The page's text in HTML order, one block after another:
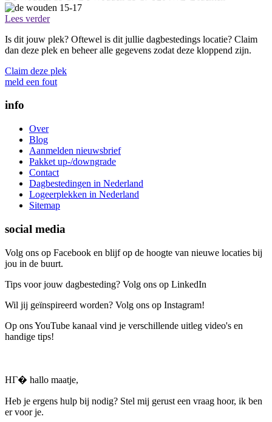
Lees verder
Is dit jouw plek? Oftewel is dit jullie dagbestedings locatie? Claim
dan deze plek en beheer alle gegevens zodat deze kloppend zijn.
Claim deze plek
meld een fout
info
Over
Blog
Aanmelden nieuwsbrief
Pakket up-/downgrade
Contact
Dagbestedingen in Nederland
Logeerplekken in Nederland
Sitemap
social media
Volg ons op Facebook en blijf op de hoogte van nieuwe locaties bij
jou in de buurt.
Tips voor jouw dagbesteding? Volg ons op LinkedIn
Wil jij geïnspireerd worden? Volg ons op Instagram!
Op ons YouTube kanaal vind je verschillende uitleg video's en
handige tips!
HГ� hallo maatje,
Heb je ergens hulp bij nodig? Stel mij gerust een vraag hoor, ik ben
er voor je.